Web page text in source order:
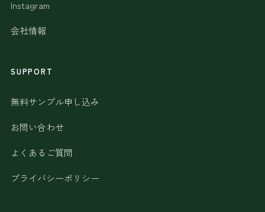
Instagram
会社情報
SUPPORT
無料サンプル申し込み
お問い合わせ
よくあるご質問
プライバシーポリシー